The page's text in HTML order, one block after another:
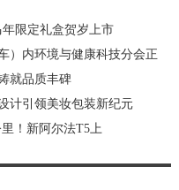
限定礼盒贺岁上市
）内环境与健康科技分会正
就品质丰碑
计引领美妆包装新纪元
！新阿尔法T5上